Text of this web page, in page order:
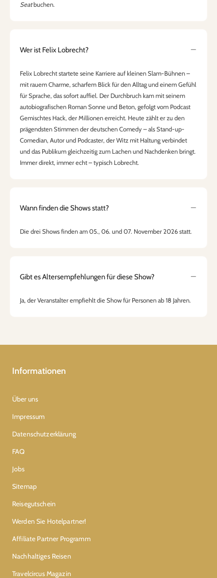
Seatbuchen.
Wer ist Felix Lobrecht?
Felix Lobrecht startete seine Karriere auf kleinen Slam-Bühnen –
mit rauem Charme, scharfem Blick für den Alltag und einem Gefühl
für Sprache, das sofort auffiel. Der Durchbruch kam mit seinem
autobiografischen Roman Sonne und Beton, gefolgt vom Podcast
Gemischtes Hack, der Millionen erreicht. Heute zählt er zu den
prägendsten Stimmen der deutschen Comedy – als Stand-up-
Comedian, Autor und Podcaster, der Witz mit Haltung verbindet
und das Publikum gleichzeitig zum Lachen und Nachdenken bringt.
Immer direkt, immer echt – typisch Lobrecht.
Wann finden die Shows statt?
Die drei Shows finden am 05., 06. und 07. November 2026 statt.
Gibt es Altersempfehlungen für diese Show?
Ja, der Veranstalter empfiehlt die Show für Personen ab 18 Jahren.
Informationen
Über uns
Impressum
Datenschutzerklärung
FAQ
Jobs
Sitemap
Reisegutschein
Werden Sie Hotelpartner!
Affiliate Partner Programm
Nachhaltiges Reisen
Travelcircus Magazin